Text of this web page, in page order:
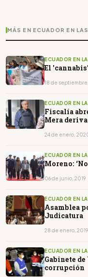
MÁS EN ECUADOR EN
ECUADOR EN
El
18 de
ECUADOR EN
Fiscalía
Mera
24 de enero,
ECUADOR EN
Moreno:
06 de junio, 2019
ECUADOR EN
Asamblea
Judicatura
28 de enero, 2019
ECUADOR EN
Gabinete
corrupción